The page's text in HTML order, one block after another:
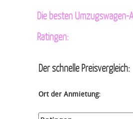
Die besten Umzugswagen-
Ratingen:
Der schnelle Preisvergleich:
Ort der Anmietung: